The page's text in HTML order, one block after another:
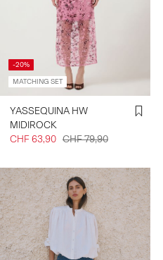
-20%
MATCHING SET
YASSEQUINA HW
MIDIROCK
CHF 63,90 CHF 79,90
https://www.y-a-s.com/de-
ch/nach-kategorie-
shoppen/shorts/